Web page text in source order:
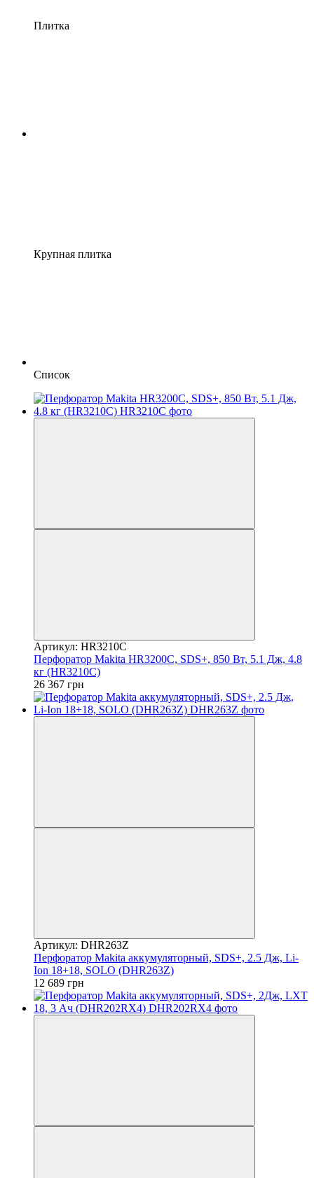
Плитка
Крупная плитка
Список
Артикул: HR3210C
Перфоратор Makita HR3200C, SDS+, 850 Вт, 5.1 Дж, 4.8
кг (HR3210C)
26 367 грн
Артикул: DHR263Z
Перфоратор Makita аккумуляторный, SDS+, 2.5 Дж, Li-
Ion 18+18, SOLO (DHR263Z)
12 689 грн